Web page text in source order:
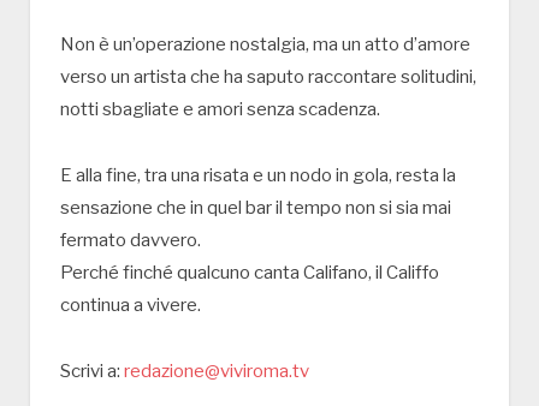
Non è un’operazione nostalgia, ma un atto d’amore
verso un artista che ha saputo raccontare solitudini,
notti sbagliate e amori senza scadenza.
E alla fine, tra una risata e un nodo in gola, resta la
sensazione che in quel bar il tempo non si sia mai
fermato davvero.
Perché finché qualcuno canta Califano, il Califfo
continua a vivere.
Scrivi a: redazione@viviroma.tv